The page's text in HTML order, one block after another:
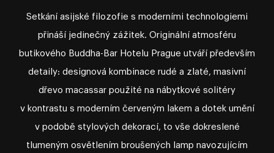
Setkání asijské filozofie s moderními technologiemi
přináší jedinečný zážitek. Originální atmosféru
butikového Buddha⁠⁠⁠⁠⁠⁠⁠⁠-⁠⁠⁠⁠⁠⁠⁠⁠Bar Hotelu Prague utváří především
detaily: designová kombinace rudé a zlaté, masivní
dřevo macassar použité na nábytkové solitéry
v kontrastu s moderním červeným lakem a dotek umění
v podobě stylových dekorací, to vše dokreslené
tlumeným osvětlením broušených lamp navozujícím